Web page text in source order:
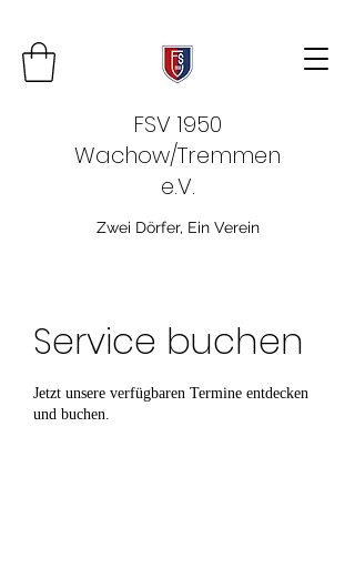
FSV 1950
Wachow/Tremmen
e.V.
Zwei Dörfer, Ein Verein
Service buchen
Jetzt unsere verfügbaren Termine entdecken
und buchen.